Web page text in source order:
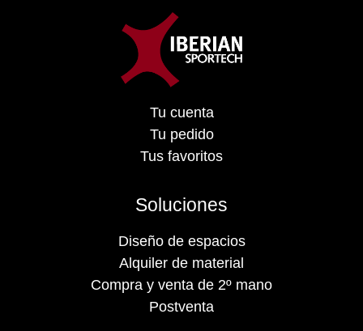
Tu cuenta
Tu pedido
Tus favoritos
Soluciones
Diseño de espacios
Alquiler de material
Compra y venta de 2º mano
Postventa